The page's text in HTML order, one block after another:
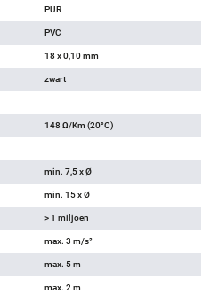
PUR
PVC
18 x 0,10 mm
zwart
148 Ω/Km (20°C)
min. 7,5 x Ø
min. 15 x Ø
> 1 miljoen
max. 3 m/s²
max. 5 m
max. 2 m